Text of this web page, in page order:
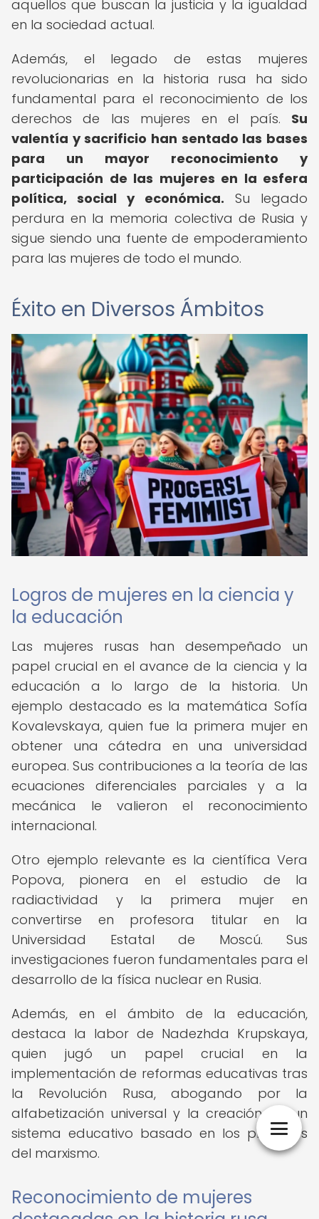
aquellos que buscan la justicia y la igualdad
en la sociedad actual.
Además, el legado de estas mujeres
revolucionarias en la historia rusa ha sido
fundamental para el reconocimiento de los
derechos de las mujeres en el país. Su
valentía y sacrificio han sentado las bases
para un mayor reconocimiento y
participación de las mujeres en la esfera
política, social y económica. Su legado
perdura en la memoria colectiva de Rusia y
sigue siendo una fuente de empoderamiento
para las mujeres de todo el mundo.
Éxito en Diversos Ámbitos
Logros de mujeres en la ciencia y
la educación
Las mujeres rusas han desempeñado un
papel crucial en el avance de la ciencia y la
educación a lo largo de la historia. Un
ejemplo destacado es la matemática Sofía
Kovalevskaya, quien fue la primera mujer en
obtener una cátedra en una universidad
europea. Sus contribuciones a la teoría de las
ecuaciones diferenciales parciales y a la
mecánica le valieron el reconocimiento
internacional.
Otro ejemplo relevante es la científica Vera
Popova, pionera en el estudio de la
radiactividad y la primera mujer en
convertirse en profesora titular en la
Universidad Estatal de Moscú. Sus
investigaciones fueron fundamentales para el
desarrollo de la física nuclear en Rusia.
Además, en el ámbito de la educación,
destaca la labor de Nadezhda Krupskaya,
quien jugó un papel crucial en la
implementación de reformas educativas tras
la Revolución Rusa, abogando por la
alfabetización universal y la creación de un
sistema educativo basado en los principios
del marxismo.
Reconocimiento de mujeres